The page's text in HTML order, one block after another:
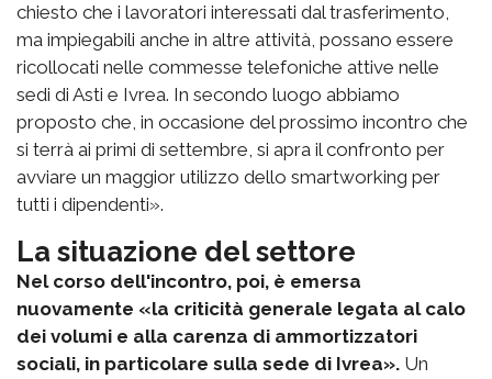
chiesto che i lavoratori interessati dal trasferimento,
ma impiegabili anche in altre attività, possano essere
ricollocati nelle commesse telefoniche attive nelle
sedi di Asti e Ivrea. In secondo luogo abbiamo
proposto che, in occasione del prossimo incontro che
si terrà ai primi di settembre, si apra il confronto per
avviare un maggior utilizzo dello smartworking per
tutti i dipendenti».
La situazione del settore
Nel corso dell'incontro, poi, è emersa
nuovamente «la criticità generale legata al calo
dei volumi e alla carenza di ammortizzatori
sociali, in particolare sulla sede di Ivrea». Un